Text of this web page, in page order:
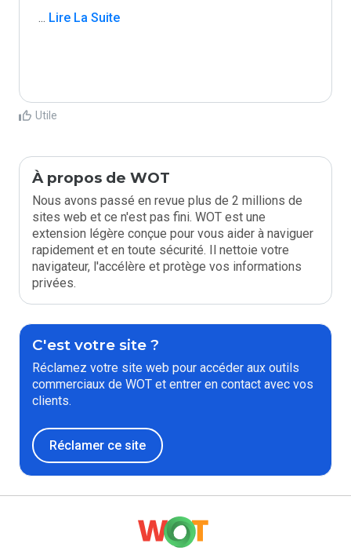
... Lire La Suite
Utile
À propos de WOT
Nous avons passé en revue plus de 2 millions de
sites web et ce n'est pas fini. WOT est une
extension légère conçue pour vous aider à naviguer
rapidement et en toute sécurité. Il nettoie votre
navigateur, l'accélère et protège vos informations
privées.
C'est votre site ?
Réclamez votre site web pour accéder aux outils
commerciaux de WOT et entrer en contact avec vos
clients.
Réclamer ce site